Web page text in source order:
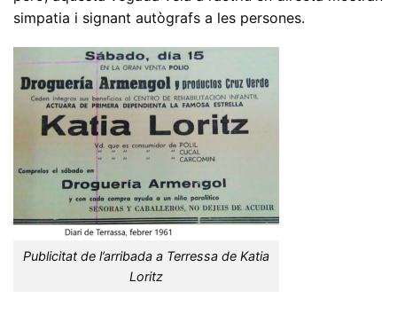
simpatia i signant autògrafs a les persones.
Publicitat de l’arribada a Terressa de Katia
Loritz